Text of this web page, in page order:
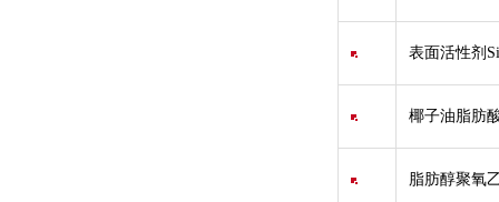
表面活性剂
椰子油脂肪
脂肪醇聚氧